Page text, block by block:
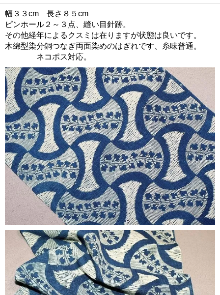
幅３３cm 長さ８５cm
ピンホール２～３点、縫い目針跡。
その他経年によるクスミは在りますが状態は良いです。
木綿型染分銅つなぎ両面染めのはぎれです、糸味普通。
ネコポス対応。